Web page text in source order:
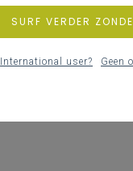
SURF VERDER
International user? Geen